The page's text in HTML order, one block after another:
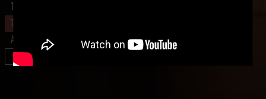
Trailer
Ticket
Access